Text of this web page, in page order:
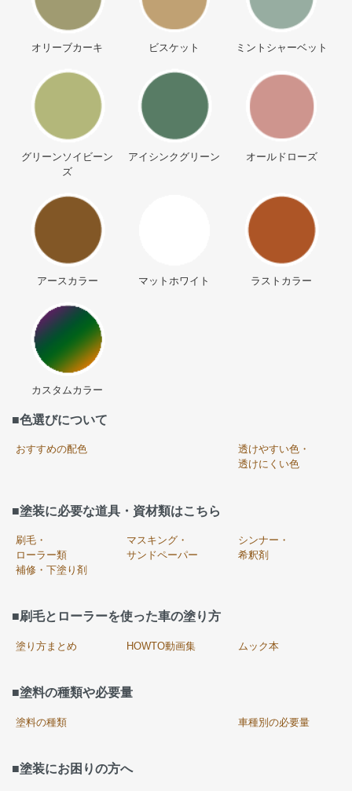
オリーブカーキ ビスケット ミントシャーベット
グリーンソイビーン
ズ
アイシンクグリーン オールドローズ
アースカラー マットホワイト ラストカラー
カスタムカラー
■色選びについて
おすすめの配色
透けやすい色・
透けにくい色
■塗装に必要な道具・資材類はこちら
刷毛・
ローラー類
マスキング・
サンドペーパー
シンナー・
希釈剤
補修・下塗り剤
■刷毛とローラーを使った車の塗り方
塗り方まとめ HOWTO動画集 ムック本
■塗料の種類や必要量
塗料の種類 車種別の必要量
■塗装にお困りの方へ